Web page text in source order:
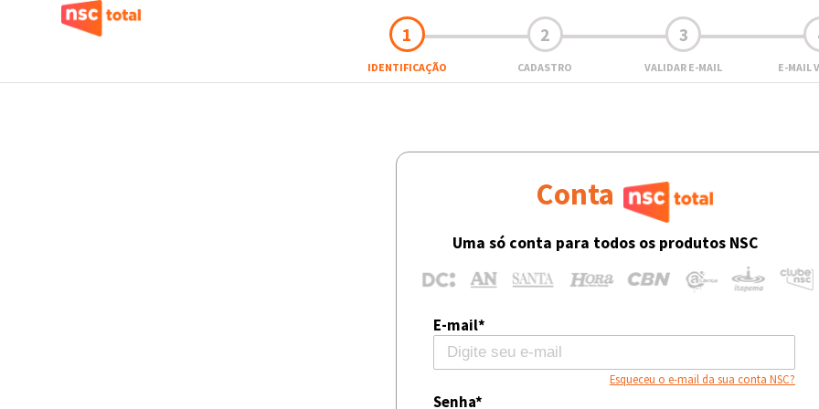
1
IDENTIFICAÇÃO
2
CADASTRO
3
VALIDAR E-MAIL E-MAIL
Conta
Uma só conta para todos os produtos NSC
E-mail*
Esqueceu o e-mail da sua conta NSC?
Senha*